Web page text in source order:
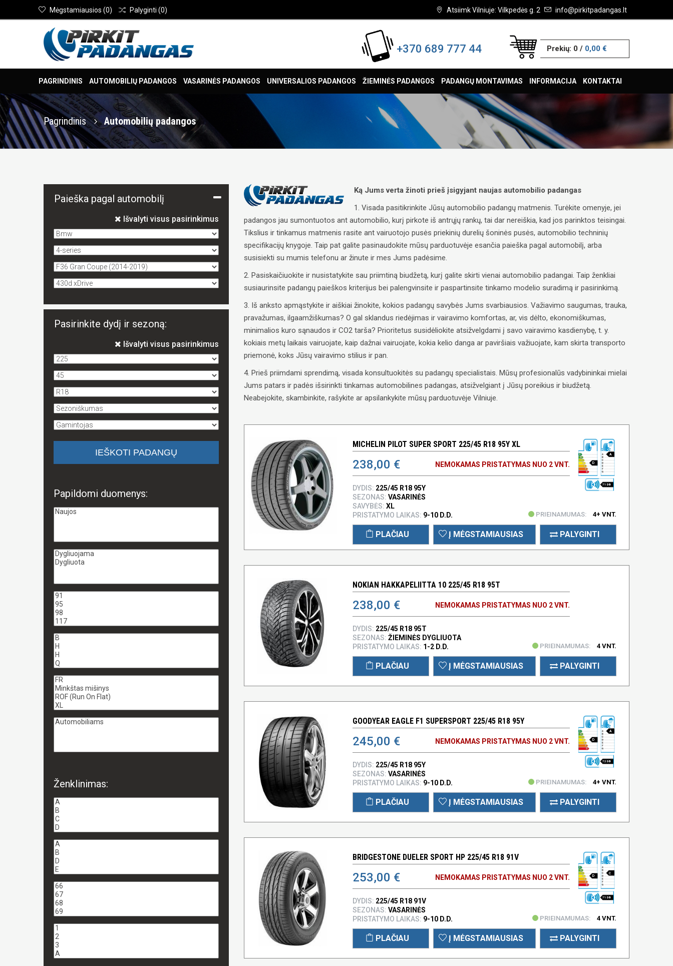
Atsiimk Vilniuje: Vilkpedės g. 2 info@pirkitpadangas.lt
Mėgstamiausios (0) Palyginti (0)
+370 689 777 44 Prekių: 0/ 0,00 €
PAGRINDINIS AUTOMOBILIŲ PADANGOS VASARINĖS PADANGOS UNIVERSALIOS PADANGOS ŽIEMINĖS PADANGOS PADANGŲ MONTAVIMAS INFORMACIJA KONTAKTAI
Pagrindinis Automobilių padangos
Paieška pagal automobilį
Išvalyti visus pasirinkimus
Pasirinkite dydį ir sezoną:
Išvalyti visus pasirinkimus
Papildomi duomenys:
Ženklinimas:
Ką Jums verta žinoti prieš įsigyjant naujas automobilio padangas
1. Visada pasitikrinkite Jūsų automobilio padangų matmenis. Turėkite omenyje, jei
padangos jau sumontuotos ant automobilio, kurį pirkote iš antrųjų rankų, tai dar nereiškia, kad jos parinktos teisingai.
Tikslius ir tinkamus matmenis rasite ant vairuotojo pusės priekinių durelių šoninės pusės, automobilio techninių
specifikacijų knygoje. Taip pat galite pasinaudokite mūsų parduotuvėje esančia paieška pagal automobilį, arba
susisiekti su mumis telefonu ar žinute ir mes Jums padėsime.
2. Pasiskaičiuokite ir nusistatykite sau priimtiną biudžetą, kurį galite skirti vienai automobilio padangai. Taip ženkliai
susiaurinsite padangų paieškos kriterijus bei palengvinsite ir paspartinsite tinkamo modelio suradimą ir pasirinkimą.
3. Iš anksto apmąstykite ir aiškiai žinokite, kokios padangų savybės Jums svarbiausios. Važiavimo saugumas, trauka,
pravažumas, ilgaamžiškumas? O gal sklandus riedėjimas ir vairavimo komfortas, ar, vis dėlto, ekonomiškumas,
minimalios kuro sąnaudos ir CO2 tarša? Prioritetus susidėliokite atsižvelgdami į savo vairavimo kasdienybę, t. y.
kokiais metų laikais vairuojate, kaip dažnai vairuojate, kokia kelio danga ar paviršiais važiuojate, kam skirta transporto
priemonė, koks Jūsų vairavimo stilius ir pan.
4. Prieš priimdami sprendimą, visada konsultuokitės su padangų specialistais. Mūsų profesionalūs vadybininkai mielai
Jums patars ir padės išsirinkti tinkamas automobilines padangas, atsižvelgiant į Jūsų poreikius ir biudžetą.
Neabejokite, skambinkite, rašykite ar apsilankykite mūsų parduotuvėje Vilniuje.
MICHELIN PILOT SUPER SPORT 225/45 R18 95Y XL
238,00 € NEMOKAMAS PRISTATYMAS NUO 2 VNT. D
A
71 DB
DYDIS: 225/45 R18 95Y
SEZONAS: VASARINĖS
SAVYBĖS: XL
PRISTATYMO LAIKAS: 9-10 D.D. PRIEINAMUMAS: 4+ VNT.
PLAČIAU Į MĖGSTAMIAUSIAS PALYGINTI
NOKIAN HAKKAPELIITTA 10 225/45 R18 95T
238,00 € NEMOKAMAS PRISTATYMAS NUO 2 VNT.
DYDIS: 225/45 R18 95T
SEZONAS: ŽIEMINĖS DYGLIUOTA
PRISTATYMO LAIKAS: 1-2 D.D. PRIEINAMUMAS: 4 VNT.
PLAČIAU Į MĖGSTAMIAUSIAS PALYGINTI
GOODYEAR EAGLE F1 SUPERSPORT 225/45 R18 95Y
245,00 € NEMOKAMAS PRISTATYMAS NUO 2 VNT. D
A
72 DB
DYDIS: 225/45 R18 95Y
SEZONAS: VASARINĖS
PRISTATYMO LAIKAS: 9-10 D.D. PRIEINAMUMAS: 4+ VNT.
PLAČIAU Į MĖGSTAMIAUSIAS PALYGINTI
BRIDGESTONE DUELER SPORT HP 225/45 R18 91V
253,00 € NEMOKAMAS PRISTATYMAS NUO 2 VNT. D
C
71 DB
DYDIS: 225/45 R18 91V
SEZONAS: VASARINĖS
PRISTATYMO LAIKAS: 9-10 D.D. PRIEINAMUMAS: 4 VNT.
PLAČIAU Į MĖGSTAMIAUSIAS PALYGINTI